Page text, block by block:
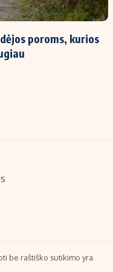
išmokos skaičiuoklė
poroms, kurios
be raštiško sutikimo yra